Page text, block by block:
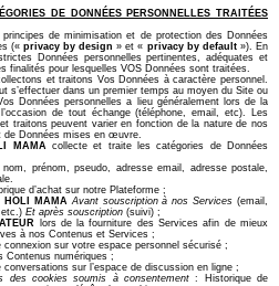
DE DONNÉES PERSONNELLES TRAITÉES
de minimisation et de protection des Données
(« privacy by design » et « privacy by default»). En
Données personnelles pertinentes, adéquates et
finalités pour lesquelles VOS Données sont traitées.
et traitons Vos Données à caractère personnel.
s’effectuer dans un premier temps au moyen du Site ou
Données personnelles a lieu généralement lors de la
de tout échange (téléphone, email, etc).
Les
traitons peuvent varier en fonction de la nature de nos
de Données mises en œuvre.
MAMA collecte et traite les catégories de Données
prénom, pseudo, adresse email, adresse postale,
d’achat sur notre Plateforme ;
HOLI MAMA Avant souscription à nos Services (email,
etc.) Et après souscription (suivi) ;
lors de la fourniture des Services afin de mieux
à nos Contenus et Services ;
sur votre espace personnel sécurisé ;
Contenus numériques ;
sur l’espace de discussion en ligne ;
des cookies soumis à consentement: Historique de